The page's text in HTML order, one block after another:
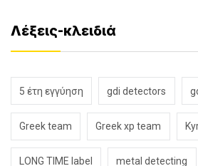
Λέξεις-κλειδιά
5 έτη εγγύηση gdi detectors
Greek team Greek xp team
LONG TIME label metal detecting